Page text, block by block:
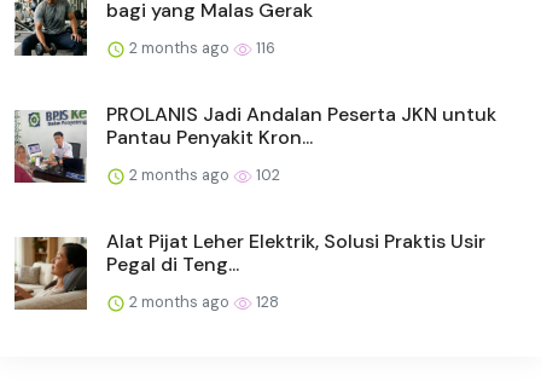
bagi yang Malas Gerak
2 months ago 116
PROLANIS Jadi Andalan Peserta JKN untuk
Pantau Penyakit Kron...
2 months ago 102
Alat Pijat Leher Elektrik, Solusi Praktis Usir
Pegal di Teng...
2 months ago 128